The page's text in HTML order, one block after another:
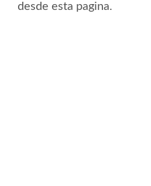
desde esta pagina.